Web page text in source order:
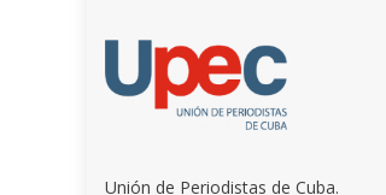
Unión de Periodistas de Cuba.